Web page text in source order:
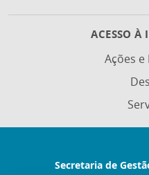
ACESSO À
Ações
Secretaria de